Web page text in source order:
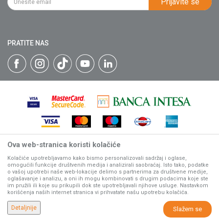
Matični broj: 07593252
Katalozi
Isporuka
Plaćanje karticama
Web kredit Raiffeisen banke
Pravo na odustajanje
Povraćaj sredstava
Zamena artikala
Prijavite se
PRATITE NAS
Nastojimo da budemo što precizniji u opisu proizvoda, prikazu
slika i samih cena, ali ne možemo garantovati da su sve
informacije kompletne i bez grešaka.
Svi artikli prikazani na sajtu su deo naše ponude, ali ne
podrazumeva da su dostupni u svakom trenutku.
©2026www.villagerstore.com . Sva prava zadržana.
Ova web-stranica koristi kolačiće
Kolačiće upotrebljavamo kako bismo personalizovali sadržaj i oglase,
omogućili funkcije društvenih medija i analizirali saobraćaj. Isto tako, podatke
o vašoj upotrebi naše web-lokacije delimo s partnerima za društvene medije,
oglašavanje i analizu, a oni ih mogu kombinovati s drugim podacima koje ste
im pružili ili koje su prikupili dok ste upotrebljavali njihove usluge. Nastavkom
korišćenja naših internet stranica vi prihvatate našu upotrebu kolačića.
Detaljnije Slažem se